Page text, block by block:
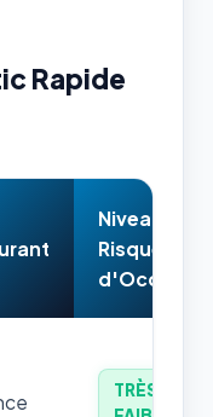
Rapide
Niveau de
Risque
d'Occasion
TRÈS